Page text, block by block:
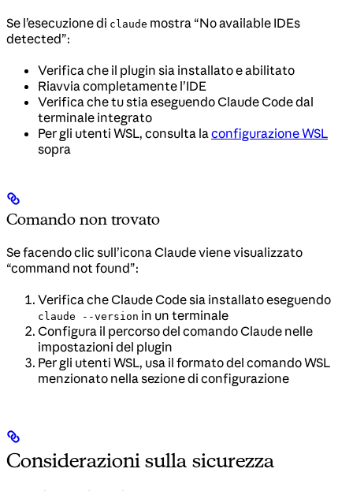
Se l’esecuzione di claude mostra “No available IDEs
detected”:
Verifica che il plugin sia installato e abilitato
Riavvia completamente l’IDE
Verifica che tu stia eseguendo Claude Code dal
terminale integrato
Per gli utenti WSL, consulta la configurazione WSL
sopra
Comando non trovato
Se facendo clic sull’icona Claude viene visualizzato
“command not found”:
Verifica che Claude Code sia installato eseguendo
claude --version in un terminale
Configura il percorso del comando Claude nelle
impostazioni del plugin
Per gli utenti WSL, usa il formato del comando WSL
menzionato nella sezione di configurazione
Considerazioni sulla sicurezza